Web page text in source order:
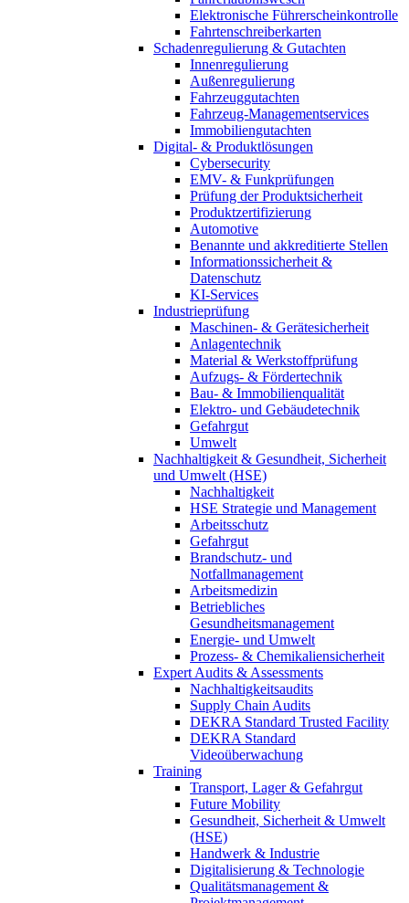
Elektronische Führerscheinkontrolle
Fahrtenschreiberkarten
Schadenregulierung & Gutachten
Innenregulierung
Außenregulierung
Fahrzeuggutachten
Fahrzeug-Managementservices
Immobiliengutachten
Digital- & Produktlösungen
Cybersecurity
EMV- & Funkprüfungen
Prüfung der Produktsicherheit
Produktzertifizierung
Automotive
Benannte und akkreditierte Stellen
Informationssicherheit &
Datenschutz
KI-Services
Industrieprüfung
Maschinen- & Gerätesicherheit
Anlagentechnik
Material & Werkstoffprüfung
Aufzugs- & Fördertechnik
Bau- & Immobilienqualität
Elektro- und Gebäudetechnik
Gefahrgut
Umwelt
Nachhaltigkeit & Gesundheit, Sicherheit
und Umwelt (HSE)
Nachhaltigkeit
HSE Strategie und Management
Arbeitsschutz
Gefahrgut
Brandschutz- und
Notfallmanagement
Arbeitsmedizin
Betriebliches
Gesundheitsmanagement
Energie- und Umwelt
Prozess- & Chemikaliensicherheit
Expert Audits & Assessments
Nachhaltigkeitsaudits
Supply Chain Audits
DEKRA Standard Trusted Facility
DEKRA Standard
Videoüberwachung
Training
Transport, Lager & Gefahrgut
Future Mobility
Gesundheit, Sicherheit & Umwelt
(HSE)
Handwerk & Industrie
Digitalisierung & Technologie
Qualitätsmanagement &